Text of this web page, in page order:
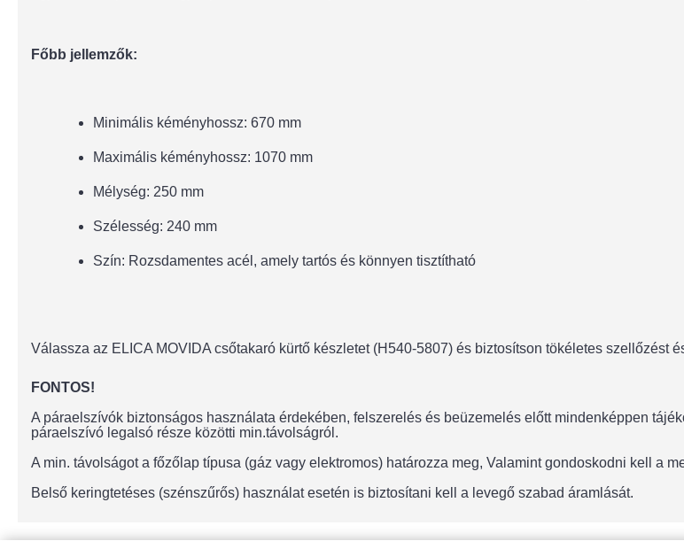
Főbb jellemzők:
Minimális kéményhossz: 670 mm
Maximális kéményhossz: 1070 mm
Mélység: 250 mm
Szélesség: 240 mm
Szín: Rozsdamentes acél, amely tartós és könnyen tisztítható
Válassza az ELICA MOVIDA csőtakaró kürtő készletet (H540-5807) és biztosítson tökéletes szellőzést
FONTOS!
A páraelszívók biztonságos használata érdekében, felszerelés és beüzemelés előtt mindenképpen
páraelszívó legalsó része közötti min.távolságról.
A min. távolságot a főzőlap típusa (gáz vagy elektromos) határozza meg, Valamint gondoskodni kell a
Belső keringtetéses (szénszűrős) használat esetén is biztosítani kell a levegő szabad áramlását.